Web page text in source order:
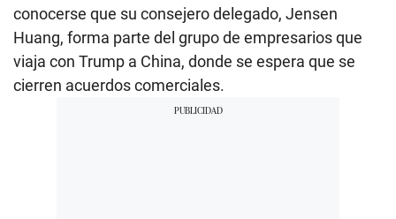
conocerse que su consejero delegado, Jensen
Huang, forma parte del grupo de empresarios que
viaja con Trump a China, donde se espera que se
cierren acuerdos comerciales.